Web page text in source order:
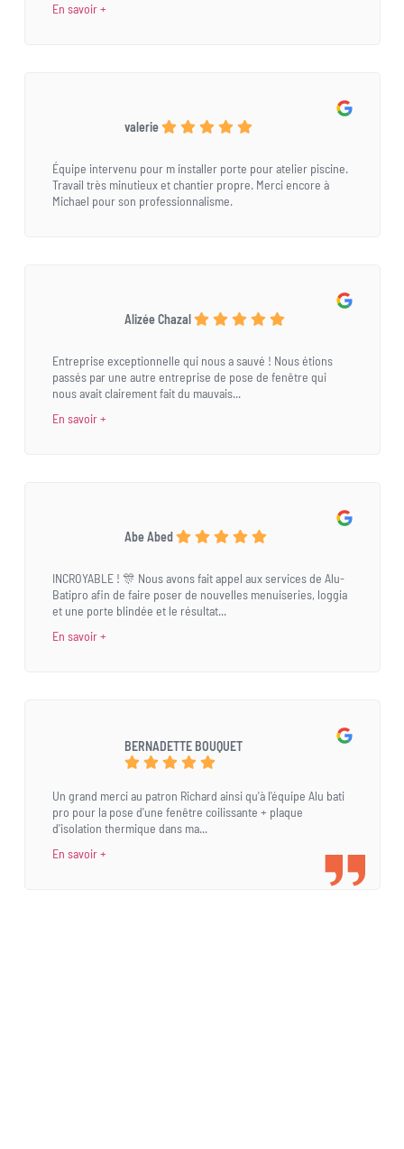
En savoir +
valerie
Équipe intervenu pour m installer porte pour atelier piscine.
Travail très minutieux et chantier propre. Merci encore à
Michael pour son professionnalisme.
Alizée Chazal
Entreprise exceptionnelle qui nous a sauvé ! Nous étions
passés par une autre entreprise de pose de fenêtre qui
nous avait clairement fait du mauvais...
En savoir +
Abe Abed
INCROYABLE ! 🎊 Nous avons fait appel aux services de Alu-
Batipro afin de faire poser de nouvelles menuiseries, loggia
et une porte blindée et le résultat...
En savoir +
BERNADETTE BOUQUET
Un grand merci au patron Richard ainsi qu'à l'équipe Alu bati
pro pour la pose d'une fenêtre coilissante + plaque
d'isolation thermique dans ma...
En savoir +